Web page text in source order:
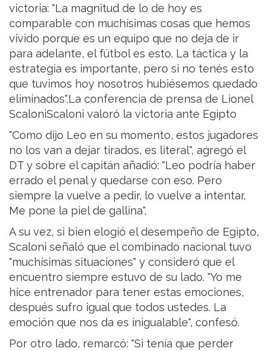
victoria: "La magnitud de lo de hoy es
comparable con muchísimas cosas que hemos
vivido porque es un equipo que no deja de ir
para adelante, el fútbol es esto. La táctica y la
estrategia es importante, pero si no tenés esto
que tuvimos hoy nosotros hubiésemos quedado
eliminados".La conferencia de prensa de Lionel
ScaloniScaloni valoró la victoria ante Egipto
"Como dijo Leo en su momento, estos jugadores
no los van a dejar tirados, es literal", agregó el
DT y sobre el capitán añadió: "Leo podría haber
errado el penal y quedarse con eso. Pero
siempre la vuelve a pedir, lo vuelve a intentar.
Me pone la piel de gallina".
A su vez, si bien elogió el desempeño de Egipto,
Scaloni señaló que el combinado nacional tuvo
"muchísimas situaciones" y consideró que el
encuentro siempre estuvo de su lado. "Yo me
hice entrenador para tener estas emociones,
después sufro igual que todos ustedes. La
emoción que nos da es inigualable", confesó.
Por otro lado, remarcó: "Si tenía que perder